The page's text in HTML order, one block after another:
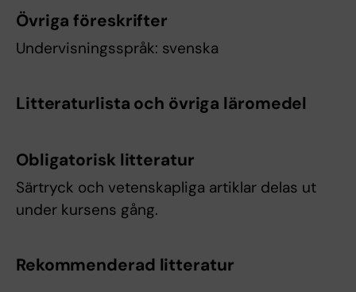
Övriga föreskrifter
Undervisningsspråk: svenska
Litteraturlista och övriga läromedel
Obligatorisk litteratur
Särtryck och vetenskapliga artiklar delas ut
under kursens gång.
Rekommenderad litteratur